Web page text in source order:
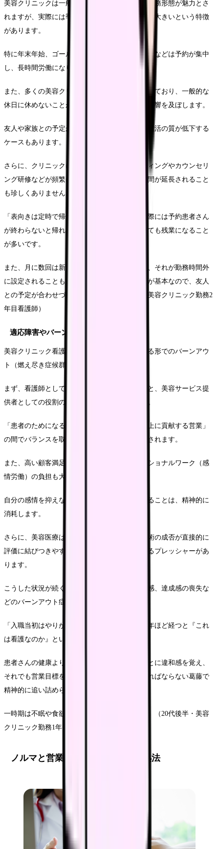
美容クリニックは一般病院と比較して規則的な勤務形態が魅力とさ
れますが、実際には季節や曜日による繁閑の差が大きいという特徴
があります。
特に年末年始、ゴールデンウィーク前、夏休み前などは予約が集中
し、長時間労働になりやすい傾向があります。
また、多くの美容クリニックが土日祝日も営業しており、一般的な
休日に休めないことがワークライフバランスに影響を及ぼします。
友人や家族との予定が合わせにくくなり、社会生活の質が低下する
ケースもあります。
さらに、クリニックによっては閉店後のミーティングやカウンセリ
ング研修などが頻繁に行われ、実質的な勤務時間が延長されること
も珍しくありません。
「表向きは定時で帰れるとされていますが、実際には予約患者さん
が終わらないと帰れないので、閉院時間を過ぎても残業になること
が多いです。
また、月に数回は新商品や新施術の研修があり、それが勤務時間外
に設定されることもあります。週末や祝日出勤が基本なので、友人
との予定が合わせづらくなりました」（30代・美容クリニック勤務2
年目看護師）
適応障害やバーンアウトのリスク
美容クリニック看護師には、一般病院とは異なる形でのバーンアウ
ト（燃え尽き症候群）リスクがあります。
まず、看護師としての医療者アイデンティティと、美容サービス提
供者としての役割の間で葛藤が生じやすいです。
「患者のためになる医療」と「クリニックの売上に貢献する営業」
の間でバランスを取ろうとするストレスが蓄積されます。
また、高い顧客満足度を維持するためのエモーショナルワーク（感
情労働）の負担も大きいです。
自分の感情を抑えながら常に笑顔で接客し続けることは、精神的に
消耗します。
さらに、美容医療は結果が目に見えるため、施術の成否が直接的に
評価に結びつきやすく、常に完璧さを求められるプレッシャーがあ
ります。
こうした状況が続くと、慢性的な疲労感、無力感、達成感の喪失な
どのバーンアウト症状が現れることがあります。
「入職当初はやりがいを感じていましたが、半年ほど経つと『これ
は看護なのか』という疑問が湧いてきました。
患者さんの健康より見た目の改善を優先することに違和感を覚え、
それでも営業目標を達成するために推奨しなければならない葛藤で
精神的に追い詰められました。
一時期は不眠や食欲不振の症状も出ていました」（20代後半・美容
クリニック勤務1年目・現在転職済み看護師）
ノルマと営業プレッシャーへの対処法